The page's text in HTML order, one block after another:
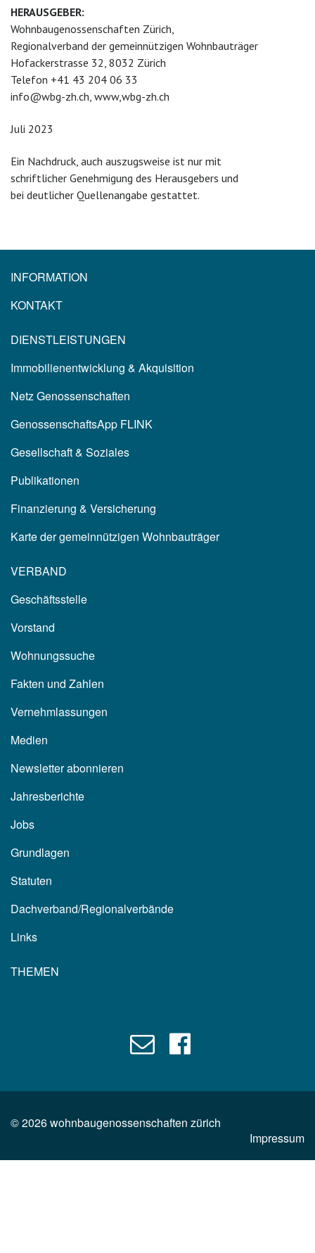
HERAUSGEBER:
Wohnbaugenossenschaften Zürich,
Regionalverband der gemeinnützigen Wohnbauträger
Hofackerstrasse 32, 8032 Zürich
Telefon +41 43 204 06 33
info@wbg-zh.ch, www,wbg-zh.ch
Juli 2023
Ein Nachdruck, auch auszugsweise ist nur mit
schriftlicher Genehmigung des Herausgebers und
bei deutlicher Quellenangabe gestattet.
INFORMATION
KONTAKT
DIENSTLEISTUNGEN
Immobilienentwicklung & Akquisition
Netz Genossenschaften
GenossenschaftsApp FLINK
Gesellschaft & Soziales
Publikationen
Finanzierung & Versicherung
Karte der gemeinnützigen Wohnbauträger
VERBAND
Geschäftsstelle
Vorstand
Wohnungssuche
Fakten und Zahlen
Vernehmlassungen
Medien
Newsletter abonnieren
Jahresberichte
Jobs
Grundlagen
Statuten
Dachverband/Regionalverbände
Links
THEMEN
©2026wohnbaugenossenschaften zürich
Impressum